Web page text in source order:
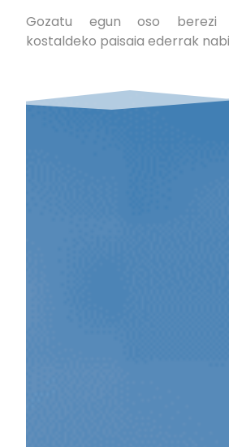
Gozatu egun oso berezi
kostaldeko paisaia ederrak